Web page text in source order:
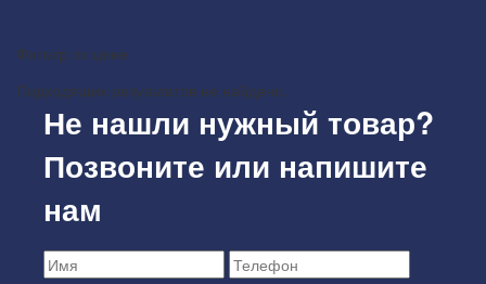
Фильтр по цене
Подходящих результатов не найдено.
Не нашли нужный товар?
Позвоните или напишите
нам